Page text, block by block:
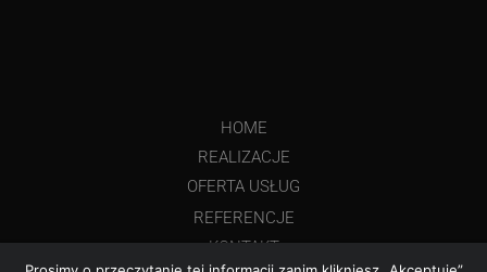
HOME
REALIZACJE
OFERTA USŁUG
REFERENCJE
KONTAKT